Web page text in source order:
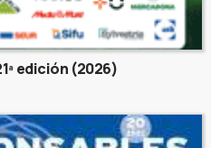
edición (2026)